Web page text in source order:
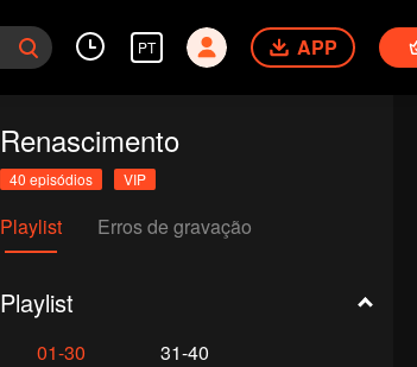
PT APP
Renascimento
40 episódios VIP
Playlist Erros de gravação
Playlist
01-30 31-40